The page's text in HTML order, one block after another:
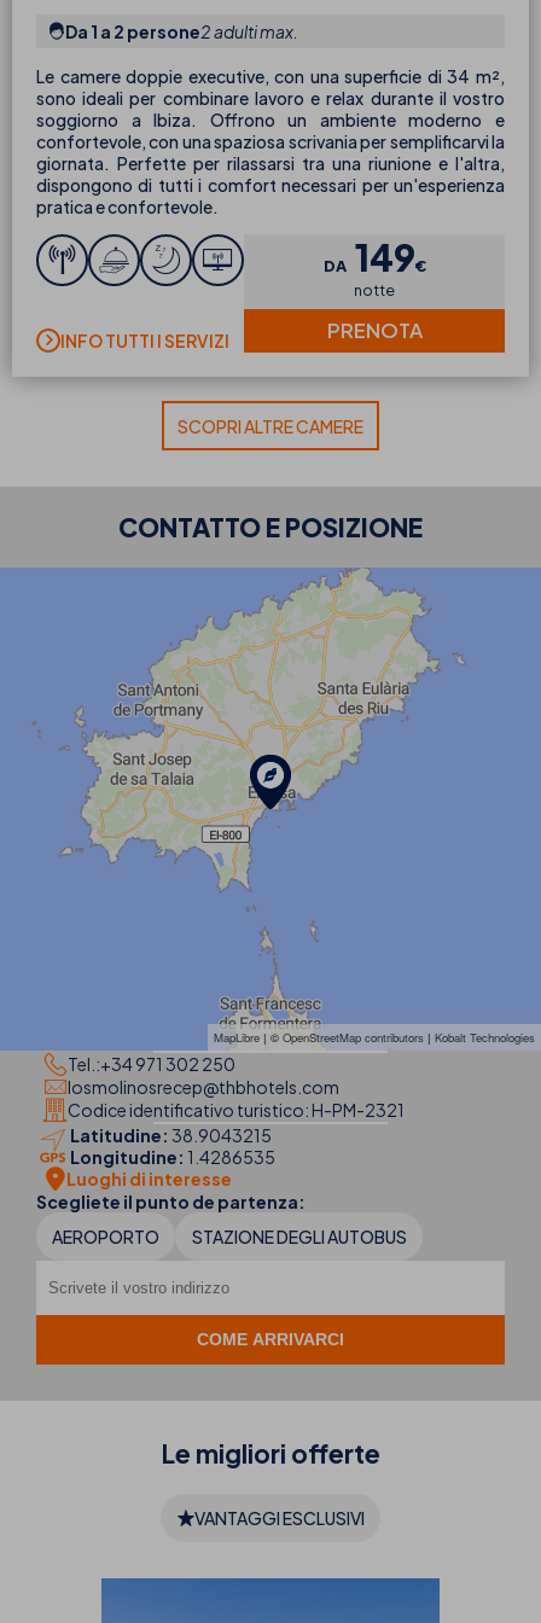
Da 1 a 2 persone2 adulti max.
Le camere doppie executive, con una superficie di 34 m²,
sono ideali per combinare lavoro e relax durante il vostro
soggiorno a Ibiza. Offrono un ambiente moderno e
confortevole, con una spaziosa scrivania per semplificarvi la
giornata. Perfette per rilassarsi tra una riunione e l'altra,
dispongono di tutti i comfort necessari per un'esperienza
pratica e confortevole.
INFO TUTTI I SERVIZI
DA 149€
notte
PRENOTA
SCOPRI ALTRE CAMERE
CONTATTO E POSIZIONE
MapLibre | © OpenStreetMap contributors | Kobalt Technologies
Tel.:+34 971 302 250
losmolinosrecep@thbhotels.com
Codice identificativo turistico: H-PM-2321
Latitudine: 38.9043215
Longitudine: 1.4286535
Luoghi di interesse
Scegliete il punto de partenza:
AEROPORTO
STAZIONE DEGLI AUTOBUS
Le migliori offerte
VANTAGGI ESCLUSIVI